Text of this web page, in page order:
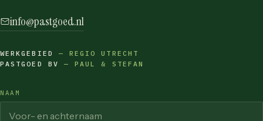
info@pastgoed.nl
WERKGEBIED
— REGIO UTRECHT
PASTGOED BV
— PAUL & STEFAN
NAAM